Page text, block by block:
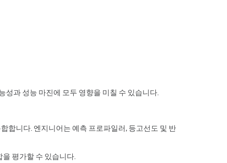
과 성능 마진에 모두 영향을 미칠 수 있습니다.
합니다. 엔지니어는 예측 프로파일러, 등고선도 및 반
평가할 수 있습니다.